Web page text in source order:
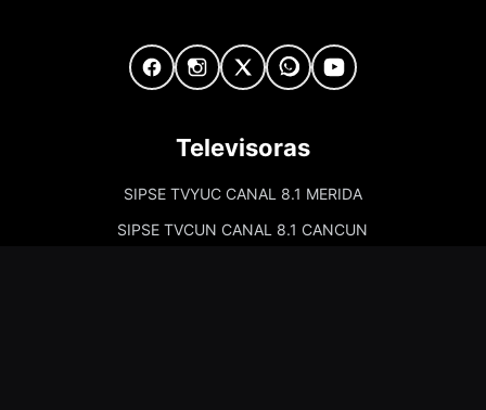
Televisoras
SIPSE TVYUC CANAL 8.1 MERIDA
SIPSE TVCUN CANAL 8.1 CANCUN